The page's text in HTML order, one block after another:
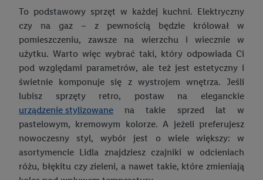
To podstawowy sprzęt w każdej kuchni. Elektryczny
czy na gaz – z pewnością będzie królował w
pomieszczeniu, zawsze na wierzchu i wiecznie w
użytku. Warto więc wybrać taki, który odpowiada Ci
pod względami parametrów, ale też jest estetyczny i
świetnie komponuje się z wystrojem wnętrza. Jeśli
lubisz sprzęty retro, postaw na eleganckie
urządzenie stylizowane na takie sprzed lat w
pastelowym, kremowym kolorze. A jeżeli preferujesz
nowoczesny styl, wybór jest o wiele większy: w
asortymencie Lidla znajdziesz czajniki w odcieniach
różu, błękitu czy zieleni, a nawet takie, które zmieniają
generowaniu profili, które są również wzbogacane o dane z
innych usług. Obejmuje to łączenie danych (np. dotyczących
korzystania z usług Lidl, zachowań zakupowych w usługach
Lidl, informacji z konta klienta - np. wieku lub płci - a także
dokładnych danych dotyczących lokalizacji), również przez
różne urządzenia końcowe i usługi Lidl, w tym
przechowywanie lub uzyskiwanie dostępu do informacji na
urządzeniach końcowych w celu tworzenia grup docelowych
(tzw. segmentów). W związku z personalizacją treści
marketingowych, przetwarzanie odbywa się również w celu
pomiaru wydajności/skuteczności reklamy, badania grup
docelowych, opracowywania ofert oraz zapewnienia
bezpieczeństwa technicznego i optymalizacji wyświetlania